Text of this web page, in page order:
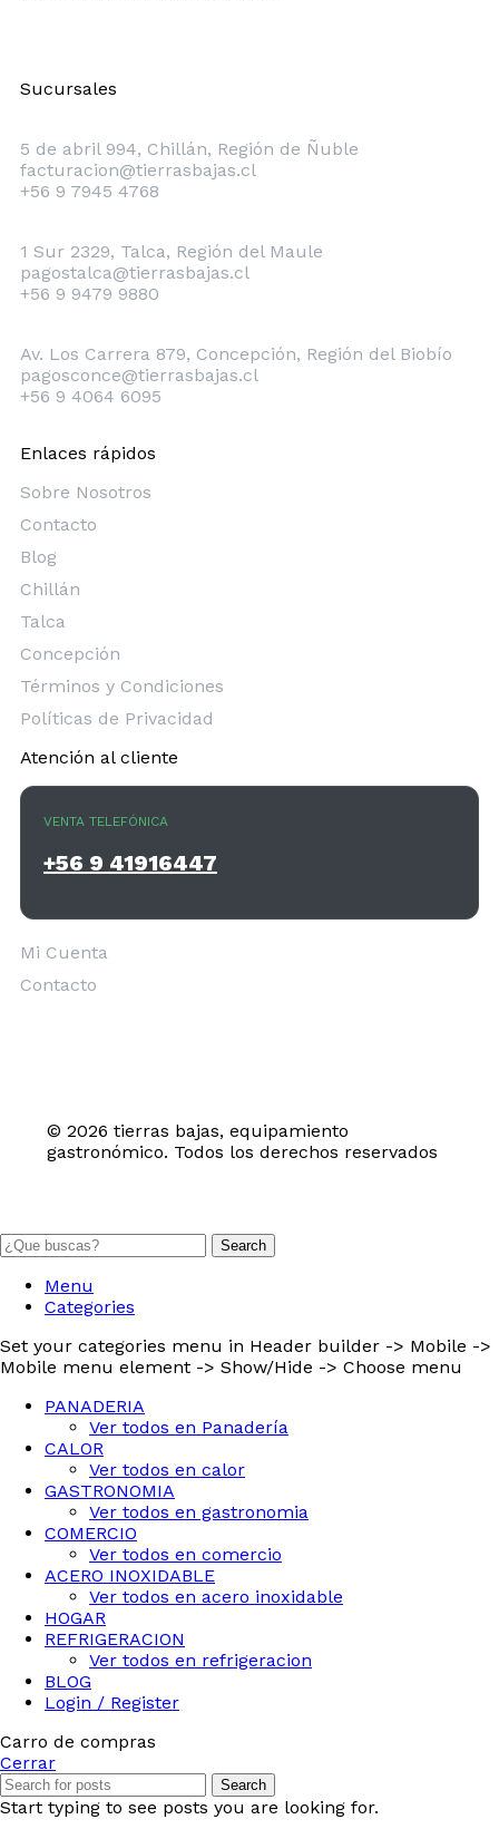
Sucursales
5 de abril 994, Chillán, Región de Ñuble
facturacion@tierrasbajas.cl
+56 9 7945 4768
1 Sur 2329, Talca, Región del Maule
pagostalca@tierrasbajas.cl
+56 9 9479 9880
Av. Los Carrera 879, Concepción, Región del Biobío
pagosconce@tierrasbajas.cl
+56 9 4064 6095
Enlaces rápidos
Sobre Nosotros
Contacto
Blog
Chillán
Talca
Concepción
Términos y Condiciones
Políticas de Privacidad
Atención al cliente
VENTA TELEFÓNICA
+56 9 41916447
Mi Cuenta
Contacto
© 2026 tierras bajas, equipamiento
gastronómico. Todos los derechos reservados
Search
Menu
Categories
Set your categories menu in Header builder -> Mobile ->
Mobile menu element -> Show/Hide -> Choose menu
PANADERIA
Ver todos en Panadería
CALOR
Ver todos en calor
GASTRONOMIA
Ver todos en gastronomia
COMERCIO
Ver todos en comercio
ACERO INOXIDABLE
Ver todos en acero inoxidable
HOGAR
REFRIGERACION
Ver todos en refrigeracion
BLOG
Login / Register
Carro de compras
Cerrar
Search
Start typing to see posts you are looking for.